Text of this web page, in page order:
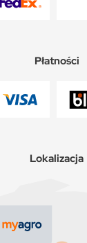
Płatności
Lokalizacja